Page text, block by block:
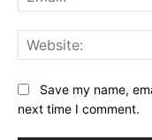
Save my name,
next time I comment.